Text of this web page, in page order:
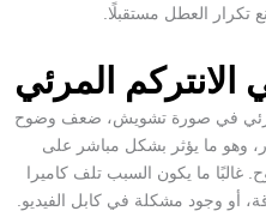
العطل مستقبلًا.
المرئي
في صورة تشويش، ضعف وضوح
وهو ما يؤثر بشكل مباشر على
غالبًا ما يكون السبب تلف كاميرا
أو وجود مشكلة في كابل الفيديو.